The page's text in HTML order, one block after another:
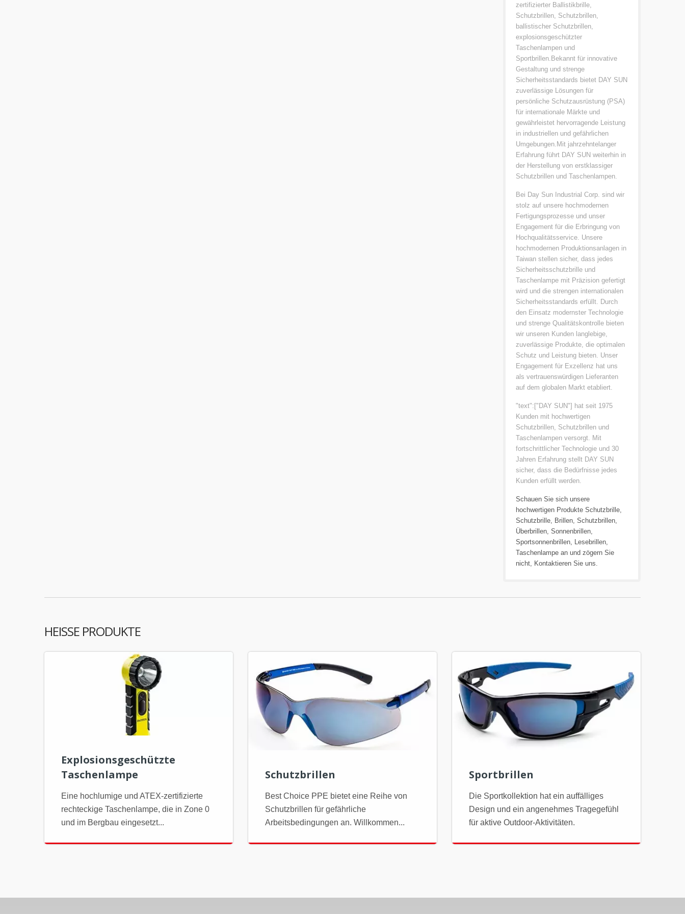
zertifizierter Ballistikbrille,
Schutzbrillen, Schutzbrillen,
ballistischer Schutzbrillen,
explosionsgeschützter
Taschenlampen und
Sportbrillen.Bekannt für innovative
Gestaltung und strenge
Sicherheitsstandards bietet DAY SUN
zuverlässige Lösungen für
persönliche Schutzausrüstung (PSA)
für internationale Märkte und
gewährleistet hervorragende Leistung
in industriellen und gefährlichen
Umgebungen.Mit jahrzehntelanger
Erfahrung führt DAY SUN weiterhin in
der Herstellung von erstklassiger
Schutzbrillen und Taschenlampen.
Bei Day Sun Industrial Corp. sind wir
stolz auf unsere hochmodernen
Fertigungsprozesse und unser
Engagement für die Erbringung von
Hochqualitätsservice. Unsere
hochmodernen Produktionsanlagen in
Taiwan stellen sicher, dass jedes
Sicherheitsschutzbrille und
Taschenlampe mit Präzision gefertigt
wird und die strengen internationalen
Sicherheitsstandards erfüllt. Durch
den Einsatz modernster Technologie
und strenge Qualitätskontrolle bieten
wir unseren Kunden langlebige,
zuverlässige Produkte, die optimalen
Schutz und Leistung bieten. Unser
Engagement für Exzellenz hat uns
als vertrauenswürdigen Lieferanten
auf dem globalen Markt etabliert.
"text":["DAY SUN"] hat seit 1975
Kunden mit hochwertigen
Schutzbrillen, Schutzbrillen und
Taschenlampen versorgt. Mit
fortschrittlicher Technologie und 30
Jahren Erfahrung stellt DAY SUN
sicher, dass die Bedürfnisse jedes
Kunden erfüllt werden.
Schauen Sie sich unsere
hochwertigen Produkte Schutzbrille,
Schutzbrille, Brillen, Schutzbrillen,
Überbrillen, Sonnenbrillen,
Sportsonnenbrillen, Lesebrillen,
Taschenlampe an und zögern Sie
nicht, Kontaktieren Sie uns.
HEISSE PRODUKTE
Explosionsgeschützte
Taschenlampe
Eine hochlumige und ATEX-zertifizierte
rechteckige Taschenlampe, die in Zone 0
und im Bergbau eingesetzt...
Schutzbrillen
Best Choice PPE bietet eine Reihe von
Schutzbrillen für gefährliche
Arbeitsbedingungen an. Willkommen...
Sportbrillen
Die Sportkollektion hat ein auffälliges
Design und ein angenehmes Tragegefühl
für aktive Outdoor-Aktivitäten.